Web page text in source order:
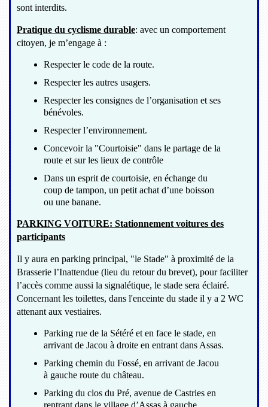
sont interdits.
Pratique du cyclisme durable: avec un comportement
citoyen, je m’engage à :
Respecter le code de la route.
Respecter les autres usagers.
Respecter les consignes de l’organisation et ses
bénévoles.
Respecter l’environnement.
Concevoir la "Courtoisie" dans le partage de la
route et sur les lieux de contrôle
Dans un esprit de courtoisie, en échange du
coup de tampon, un petit achat d’une boisson
ou une banane.
PARKING VOITURE: Stationnement voitures des
participants
Il y aura en parking principal, "le Stade" à proximité de la
Brasserie l’Inattendue (lieu du retour du brevet), pour faciliter
l’accès comme aussi la signalétique, le stade sera éclairé.
Concernant les toilettes, dans l'enceinte du stade il y a 2 WC
attenant aux vestiaires.
Parking rue de la Sétéré et en face le stade, en
arrivant de Jacou à droite en entrant dans Assas.
Parking chemin du Fossé, en arrivant de Jacou
à gauche route du château.
Parking du clos du Pré, avenue de Castries en